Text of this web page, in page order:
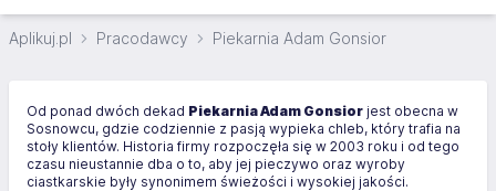
Aplikuj.pl Pracodawcy Piekarnia Adam Gonsior
Od ponad dwóch dekad Piekarnia Adam Gonsior jest obecna w
Sosnowcu, gdzie codziennie z pasją wypieka chleb, który trafia na
stoły klientów. Historia firmy rozpoczęła się w 2003 roku i od tego
czasu nieustannie dba o to, aby jej pieczywo oraz wyroby
ciastkarskie były synonimem świeżości i wysokiej jakości.